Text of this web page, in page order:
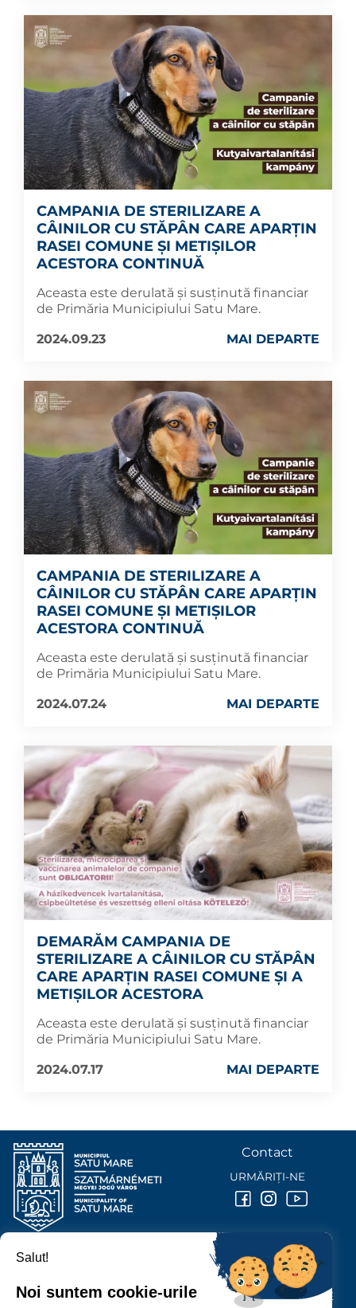
CAMPANIA DE STERILIZARE A
CÂINILOR CU STĂPÂN CARE APARȚIN
RASEI COMUNE ȘI METIȘILOR
ACESTORA CONTINUĂ
Aceasta este derulată și susținută financiar
de Primăria Municipiului Satu Mare.
2024.09.23
MAI DEPARTE
CAMPANIA DE STERILIZARE A
CÂINILOR CU STĂPÂN CARE APARȚIN
RASEI COMUNE ȘI METIȘILOR
ACESTORA CONTINUĂ
Aceasta este derulată și susținută financiar
de Primăria Municipiului Satu Mare.
2024.07.24
MAI DEPARTE
DEMARĂM CAMPANIA DE
STERILIZARE A CÂINILOR CU STĂPÂN
CARE APARȚIN RASEI COMUNE ȘI A
METIȘILOR ACESTORA
Aceasta este derulată și susținută financiar
de Primăria Municipiului Satu Mare.
2024.07.17
MAI DEPARTE
PRIMĂRIA MUNICIPIULUI
P-ȚA 25 OCTOMBRIE, NR. 1 CORP M, 440026 SATU MARE
Contact
URMĂRIȚI-NE
Salut!
Noi suntem cookie-urile